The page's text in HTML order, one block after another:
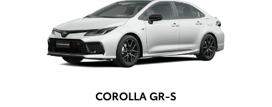
COROLLA GR-S